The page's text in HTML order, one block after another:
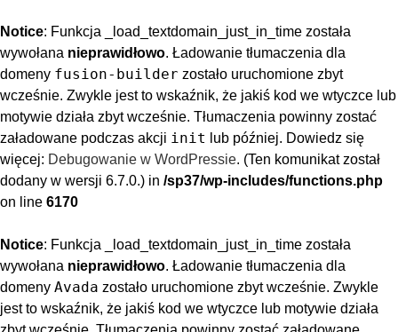
Notice: Funkcja _load_textdomain_just_in_time została
wywołana nieprawidłowo. Ładowanie tłumaczenia dla
domeny fusion-builder zostało uruchomione zbyt
wcześnie. Zwykle jest to wskaźnik, że jakiś kod we wtyczce lub
motywie działa zbyt wcześnie. Tłumaczenia powinny zostać
załadowane podczas akcji init
lub później. Dowiedz się
więcej: Debugowanie w WordPressie. (Ten komunikat został
dodany w wersji 6.7.0.) in /sp37/wp-includes/functions.php
on line 6170
Notice: Funkcja _load_textdomain_just_in_time została
wywołana nieprawidłowo. Ładowanie tłumaczenia dla
domeny Avada zostało uruchomione zbyt wcześnie. Zwykle
jest to wskaźnik, że jakiś kod we wtyczce lub motywie działa